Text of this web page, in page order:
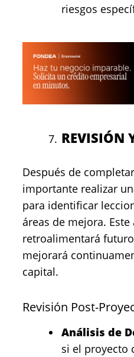
riesgos
REVISIÓN
Después de
importante realizar
para identificar
áreas de mejora. Este
retroalimentará
mejorará
capital.
Revisión Post-
Análisis de
si el proyecto